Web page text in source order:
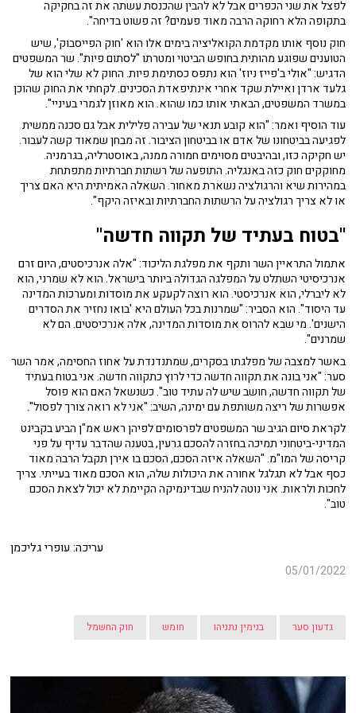
לפצל את שני הכפרים אבל לא להבין שהכנסת עשתה את זה בחקיקה
בתקופה הלא רחוקה הרבה מאוד פעמים? זה פשוט בדיחה".
חוק נוסף אותו מקדמת הקואליציה בימים אלו הוא 'חוק הפייסבוק', שיש
הטוענים שפוגע מהותית בחופש הביטוי ומטרתו "לסתום פיות". שר המשפטים
הדגיש: "אולי ב'פייז ניוז' הוא נתפס כסתימת פיות. החוק לא שלי הוא של
גלעד ארדן ואיילת שקד אחרי אינתיפאדת הסכינים. לקחתי את החוק שהוכן
במשרד המשפטים, הבאתי אותו כמו שהוא. הוא מאוזן לגמרי בעיניי".
עוד הוסיף ואמר: "הוא קובע תנאי של עבירה פלילית אבל גם סכנה ממשית
לפגיעה בביטחונו של אדם או בביטחון הציבור. זה מבחן שמאוד קשה לעבור.
יש חקיקה כזו, ובהיבטים מסוימים חמורה ממנה, באוסטרליה, בגרמניה.
מחוקקים חוק כזה באנגליה. התופעה של רשתות חברתיות מתפתחת
במהירות שיא והרגולציה נשארת מאחור. השאלה האמיתית היא האם צריך
או לא צריך רגולציה על הרשתות החברתיות ובאיזה היקף".
"בטוח בעתיד של תקווה חדשה"
אתמול התראיין השר ותקף את מפלגת הליכוד: "אלה אנרכיסטים, היום זרם
אנרכיסיטי השתלט על המפלגה הגדולה ביותר בישראל. הוא לא שמרני, הוא
לא ליברלי, הוא אנרכיסטי. הוא רוצה לקעקע את מוסדות ומערכות המדינה
עד היסוד". הוא הסביר: "שמרנות בכל העולם היא 'בואו נחזיר את הסדרים
הישנים'. מי שבא להרוס את מוסדות המדינה, אלה אנרכיסטים. הם לא
שמרנים".
באשר למצבה של מפלגתו בסקרים, שמתנדנדת על אחוז החסימה, אמר השר
סער: "אני בונה את תקווה חדשה כדי לרוץ כתקווה חדשה. אני בטוח בעתיד
של תקווה חדשה, חושב שיש לה עתיד טוב". כשנשאל האם הוא פוסל
אפשרות של ריצה משותפת עם ימינה, השיב: "אני לא רואה צורך לפסול".
לקראת סיום הגיב שר המשפטים לפרסומים לפיהן ראש אמ"ן הביע בקבינט
המדיני-ביטחוני תמיכה בחזרה להסכם גרעין, בטענה שהדבר עדיף על פני
קריסה של המו"מ. "השאלה איזה הסכם, הסכם בו אירן תקבל הרבה מאוד
כסף אבל לא תגלגל אחורה את היכולות שלה, הוא הסכם מאוד בעייתי. צריך
לחכות ולראות. אני נוטה להניח שבדינמיקה הקיימת לא יכול לצאת הסכם
טוב".
עריכה: עופרי גליכמן
05/01/2022
גדעון סער בנימין נתניהו חומש חוק החשמל